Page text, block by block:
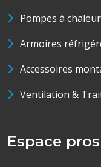
Pompes à chaleur
Armoires
Accessoires
Ventilation &
Espace pros